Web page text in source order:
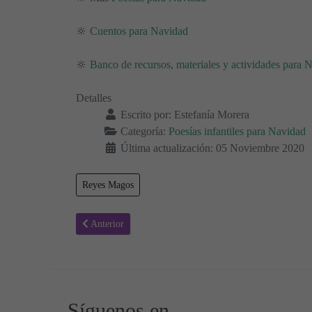
🔆 Cuentos para Navidad
🔆 Banco de recursos, materiales y actividades para
Detalles
Escrito por: Estefanía Morera
Categoría: Poesías infantiles para Navidad
Última actualización: 05 Noviembre 2020
Reyes Magos
Artículo anterior: Alboroto en el Cielo - Poesías Navidad
Anterior